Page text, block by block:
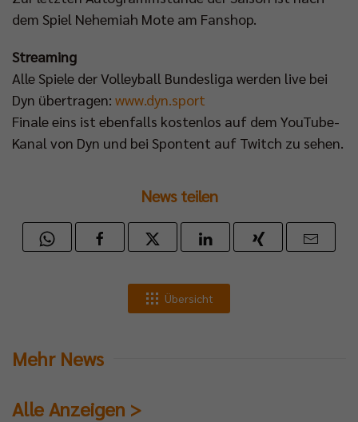
dem Spiel Nehemiah Mote am Fanshop.
Streaming
Alle Spiele der Volleyball Bundesliga werden live bei
Dyn übertragen: www.dyn.sport
Finale eins ist ebenfalls kostenlos auf dem YouTube-
Kanal von Dyn und bei Spontent auf Twitch zu sehen.
News teilen
Übersicht
Mehr News
Alle Anzeigen >